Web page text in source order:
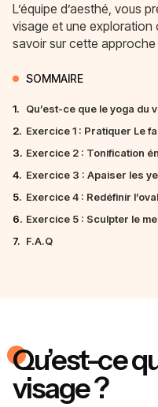
L’équipe d’aesthé, vous
visage et une exploration
savoir sur cette approche
SOMMAIRE
1.
Qu’est-ce que le yoga du
2. Exercice 1 : Pratiquer Le
3. Exercice 2 : Tonification
4. Exercice 3 : Apaiser les
5. Exercice 4 : Redéfinir
6. Exercice 5 : Sculpter le
7. F.A.Q
Qu’est-ce
visage ?